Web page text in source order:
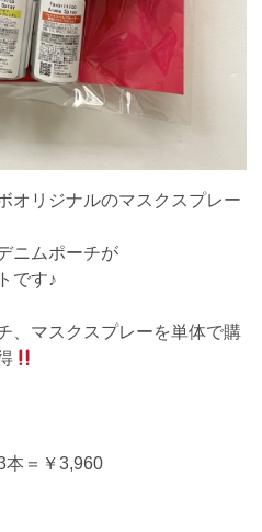
オリジナルのマスクスプレー
ニムポーチが
です♪
、マスクスプレーを単体で購
本＝￥3,960